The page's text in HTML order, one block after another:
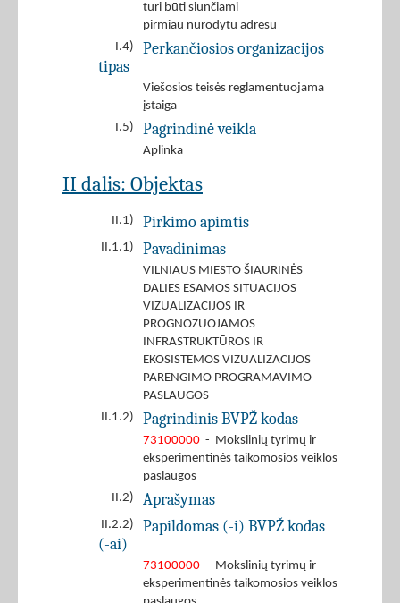
turi būti siunčiami
pirmiau nurodytu adresu
I.4)
Perkančiosios organizacijos
tipas
Viešosios teisės reglamentuojama
įstaiga
I.5)
Pagrindinė veikla
Aplinka
II dalis: Objektas
II.1) Pirkimo apimtis
II.1.1) Pavadinimas
VILNIAUS MIESTO ŠIAURINĖS
DALIES ESAMOS SITUACIJOS
VIZUALIZACIJOS IR
PROGNOZUOJAMOS
INFRASTRUKTŪROS IR
EKOSISTEMOS VIZUALIZACIJOS
PARENGIMO PROGRAMAVIMO
PASLAUGOS
II.1.2)
Pagrindinis BVPŽ kodas
73100000 - Mokslinių tyrimų ir
eksperimentinės taikomosios veiklos
paslaugos
II.2)
Aprašymas
II.2.2)
Papildomas (-i) BVPŽ kodas
(-ai)
73100000 - Mokslinių tyrimų ir
eksperimentinės taikomosios veiklos